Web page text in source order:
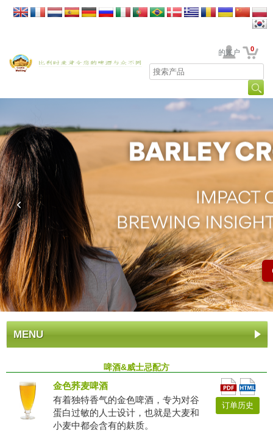
贵公司的账户 0
MENU
啤酒&威士忌配方
金色荞麦啤酒
有着独特香气的金色啤酒，专为对谷
蛋白过敏的人士设计，也就是大麦和
小麦中都会含有的麸质。
订单历史